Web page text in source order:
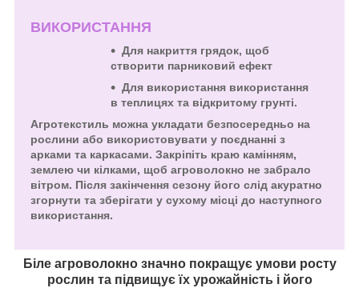
ВИКОРИСТАННЯ
Для накриття грядок, щоб
створити парниковий ефект
Для використання використання
в теплицях та відкритому грунті.
Агротекстиль можна укладати безпосередньо на
рослини або використовувати у поєднанні з
арками та каркасами. Закріпіть краю камінням,
землею чи кілками, щоб агроволокно не забрало
вітром. Після закінчення сезону його слід акуратно
згорнути та зберігати у сухому місці до наступного
використання.
Біле агроволокно значно покращує умови росту
рослин та підвищує їх урожайність і його